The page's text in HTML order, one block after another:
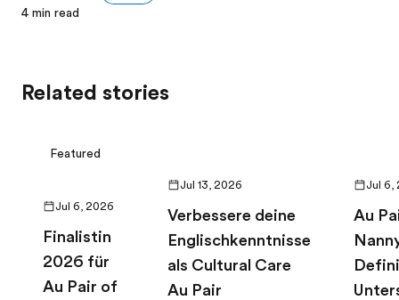
4 min read
Related stories
Featured
Jul 6, 2026
Finalistin
2026 für
Au Pair of
Jul 13, 2026
Verbessere deine
Englischkenntnisse
als Cultural Care
Au Pair
Jul 6,
Au